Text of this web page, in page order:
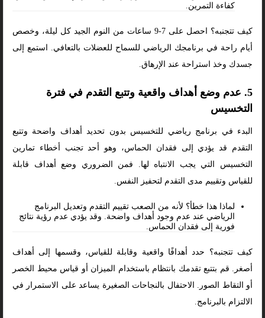
كفاءة التمرين.
كيف تتجنبه؟ احصل على 7-9 ساعات من النوم الجيد كل ليلة، وخصص
أيام راحة في برنامجك الرياضي للسماح للعضلات بالتعافي. استمع إلى
جسدك وخذ استراحة عند الإرهاق.
5. عدم وضع أهداف واقعية وتتبع التقدم في فترة
التخسيس
البدء في برنامج رياضي للتخسيس بدون تحديد أهداف واضحة وتتبع
التقدم قد يؤدي إلى فقدان الحماس، وهو أحد تجنب أخطاء تمارين
التخسيس التي يجب الانتباه لها. فمن الضروري وضع أهداف قابلة
للقياس وتقييم مدى التقدم لتحفيز النفس.
لماذا هذا خطأ؟ لأنه من الصعب تقييم التقدم وتعديل البرنامج
الرياضي عند عدم وجود أهداف واضحة. وقد يؤدي عدم رؤية نتائج
فورية إلى فقدان الحماس.
كيف تتجنبه؟ حدد أهدافًا واقعية وقابلة للقياس، وقسمها إلى أهداف
أصغر. قم بتتبع تقدمك بانتظام باستخدام الميزان أو قياس محيط الخصر
أو التقاط الصور. الاحتفال بالنجاحات الصغيرة يساعد على الاستمرار في
الالتزام بالبرنامج.